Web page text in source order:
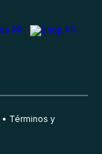
Términos y